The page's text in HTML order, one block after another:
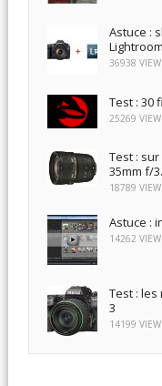
Astuce :
Lightroom
36938
Test : 30
25269
Test :
35mm f/
18789
Astuce :
14262
Test :
3
14199